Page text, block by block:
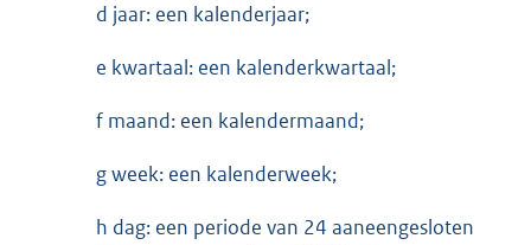
d jaar: een kalenderjaar;
e kwartaal: een kalenderkwartaal;
f maand: een kalendermaand;
g week: een kalenderweek;
h dag: een periode van 24 aaneengesloten